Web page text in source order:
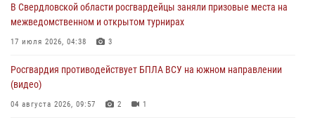
29 июля 2026, 12:30
Православные священники поддержали росгвардейцев в зоне СВО
В Свердловской области росгвардейцы заняли призовые места на
межведомственном и открытом турнирах
17 июля 2026, 04:38 3
Росгвардия противодействует БПЛА ВСУ на южном направлении
(видео)
04 августа 2026, 09:57 2 1